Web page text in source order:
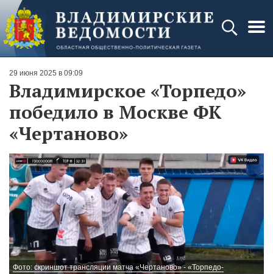
29 июня 2025 в 09:09
Владимирское «Торпедо»
победило в Москве ФК
«Чертаново»
Фото: скриншот трансляции матча «Чертаново» - «Торпедо-